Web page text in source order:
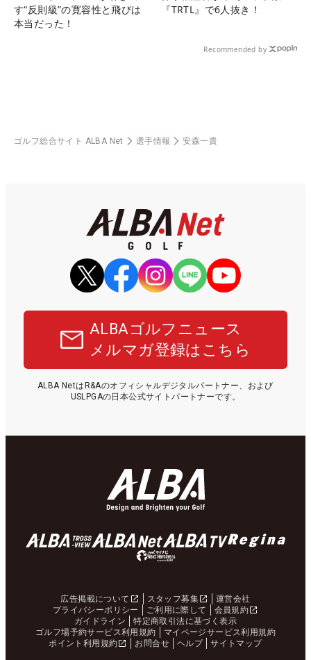
す“反則級”の寛容性と飛びは
本当だった！
『TRTL』で6人抜き！
Recommended by
ゴルフ総合サイト ALBA Net 選手情報 安森一貴
ALBAゴルフニュース
メルマガ登録はこちら
ALBA NetはR&Aのオフィシャルデジタルパートナー、および
USLPGAの日本公式サイトパートナーです。
広告掲載について スタッフ募集
運営会社
プライバシーポリシー
ご利用に際して
会員規約
ガイドライン
特定商取引法に基づく表示
ゴルフ場予約サービス利用規約
マイページサービス利用規約
ポイント利用規約
お問合せ ヘルプ サイトマップ